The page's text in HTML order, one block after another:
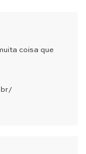
coisa que